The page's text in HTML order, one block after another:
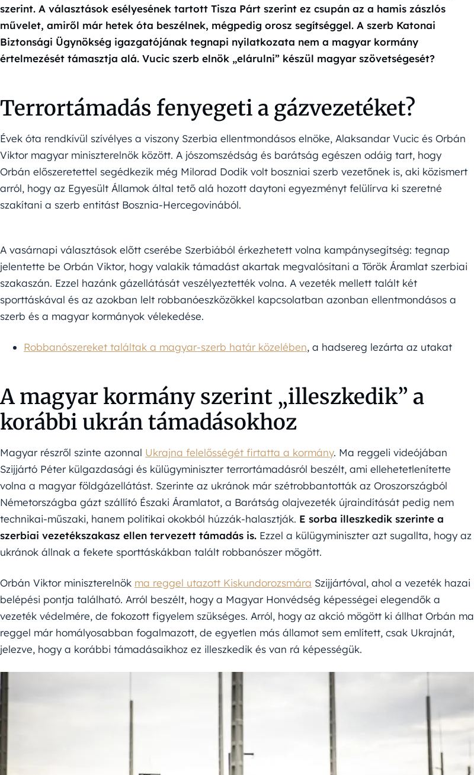
szerint. A választások esélyesének tartott Tisza Párt szerint ez csupán az a hamis zászlós
művelet, amiről már hetek óta beszélnek, mégpedig orosz segítséggel. A szerb Katonai
Biztonsági Ügynökség igazgatójának tegnapi nyilatkozata nem a magyar kormány
értelmezését támasztja alá. Vucic szerb elnök „elárulni” készül magyar szövetségesét?
Terrortámadás fenyegeti a gázvezetéket?
Évek óta rendkívül szívélyes a viszony Szerbia ellentmondásos elnöke, Alaksandar Vucic és Orbán
Viktor magyar miniszterelnök között. A jószomszédság és barátság egészen odáig tart, hogy
Orbán előszeretettel segédkezik még Milorad Dodik volt boszniai szerb vezetőnek is, aki közismert
arról, hogy az Egyesült Államok által tető alá hozott daytoni egyezményt felülírva ki szeretné
szakítani a szerb entitást Bosznia-Hercegovinából.
A vasárnapi választások előtt cserébe Szerbiából érkezhetett volna kampánysegítség: tegnap
jelentette be Orbán Viktor, hogy valakik támadást akartak megvalósítani a Török Áramlat szerbiai
szakaszán. Ezzel hazánk gázellátását veszélyeztették volna. A vezeték mellett talált két
sporttáskával és az azokban lelt robbanóeszközökkel kapcsolatban azonban ellentmondásos a
szerb és a magyar kormányok vélekedése.
Robbanószereket találtak a magyar-szerb határ közelében, a hadsereg lezárta az utakat
A magyar kormány szerint „illeszkedik” a
korábbi ukrán támadásokhoz
Magyar részről szinte azonnal Ukrajna felelősségét firtatta a kormány. Ma reggeli videójában
Szijjártó Péter külgazdasági és külügyminiszter terrortámadásról beszélt, ami ellehetetlenítette
volna a magyar földgázellátást. Szerinte az ukránok már szétrobbantották az Oroszországból
Németországba gázt szállító Északi Áramlatot, a Barátság olajvezeték újraindítását pedig nem
technikai-műszaki, hanem politikai okokból húzzák-halasztják. E sorba illeszkedik szerinte a
szerbiai vezetékszakasz ellen tervezett támadás is. Ezzel a külügyminiszter azt sugallta, hogy az
ukránok állnak a fekete sporttáskákban talált robbanószer mögött.
Orbán Viktor miniszterelnök ma reggel utazott Kiskundorozsmára Szijjártóval, ahol a vezeték hazai
belépési pontja található. Arról beszélt, hogy a Magyar Honvédség képességei elegendők a
vezeték védelmére, de fokozott figyelem szükséges. Arról, hogy az akció mögött ki állhat Orbán ma
reggel már homályosabban fogalmazott, de egyetlen más államot sem említett, csak Ukrajnát,
jelezve, hogy a korábbi támadásaikhoz ez illeszkedik és van rá képességük.